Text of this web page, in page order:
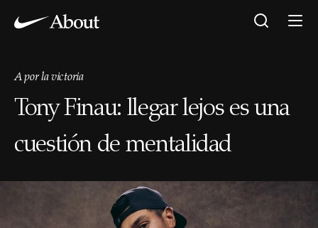
A por la victoria
Tony Finau: llegar lejos es una
cuestión de mentalidad